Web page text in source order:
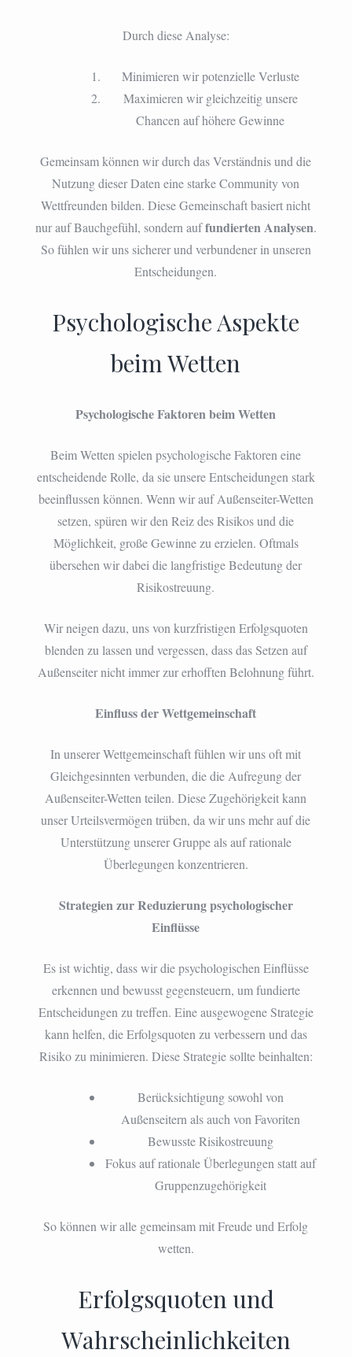
Durch diese Analyse:
Minimieren wir potenzielle Verluste
Maximieren wir gleichzeitig unsere
Chancen auf höhere Gewinne
Gemeinsam können wir durch das Verständnis und die
Nutzung dieser Daten eine starke Community von
Wettfreunden bilden. Diese Gemeinschaft basiert nicht
nur auf Bauchgefühl, sondern auffundierten Analysen.
So fühlen wir uns sicherer und verbundener in unseren
Entscheidungen.
Psychologische Aspekte
beim Wetten
Psychologische Faktoren beim Wetten
Beim Wetten spielen psychologische Faktoren eine
entscheidende Rolle, da sie unsere Entscheidungen stark
beeinflussen können. Wenn wir auf Außenseiter-Wetten
setzen, spüren wir den Reiz des Risikos und die
Möglichkeit, große Gewinne zu erzielen. Oftmals
übersehen wir dabei die langfristige Bedeutung der
Risikostreuung.
Wir neigen dazu, uns von kurzfristigen Erfolgsquoten
blenden zu lassen und vergessen, dass das Setzen auf
Außenseiter nicht immer zur erhofften Belohnung führt.
Einfluss der Wettgemeinschaft
In unserer Wettgemeinschaft fühlen wir uns oft mit
Gleichgesinnten verbunden, die die Aufregung der
Außenseiter-Wetten teilen. Diese Zugehörigkeit kann
unser Urteilsvermögen trüben, da wir uns mehr auf die
Unterstützung unserer Gruppe als auf rationale
Überlegungen konzentrieren.
Strategien zur Reduzierung psychologischer
Einflüsse
Es ist wichtig, dass wir die psychologischen Einflüsse
erkennen und bewusst gegensteuern, um fundierte
Entscheidungen zu treffen. Eine ausgewogene Strategie
kann helfen, die Erfolgsquoten zu verbessern und das
Risiko zu minimieren. Diese Strategie sollte beinhalten:
Berücksichtigung sowohl von
Außenseitern als auch von Favoriten
Bewusste Risikostreuung
Fokus auf rationale Überlegungen statt auf
Gruppenzugehörigkeit
So können wir alle gemeinsam mit Freude und Erfolg
wetten.
Erfolgsquoten und
Wahrscheinlichkeiten